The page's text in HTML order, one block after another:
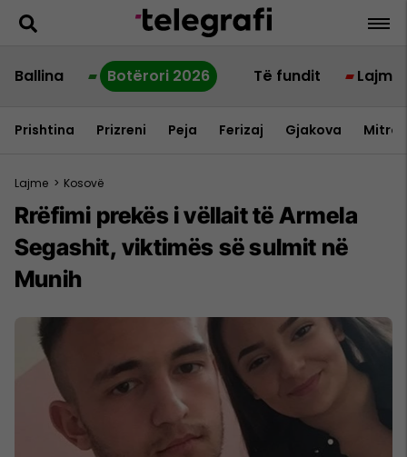
Ballina Botërori 2026 Të fundit Lajme
Prishtina Prizreni Peja Ferizaj Gjakova
Lajme > Kosovë
Rrëfimi prekës i vëllait të Armela
Segashit, viktimës së sulmit në
Munih